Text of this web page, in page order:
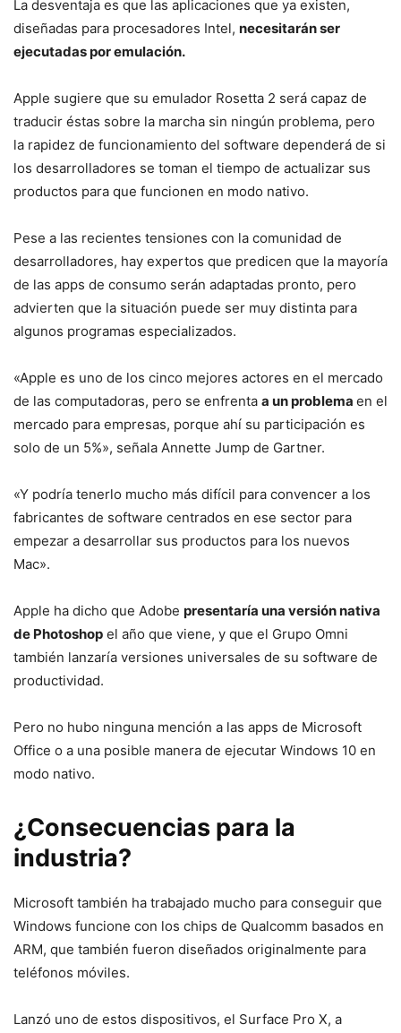
La desventaja es que las aplicaciones que ya existen,
diseñadas para procesadores Intel, necesitarán ser
ejecutadas por emulación.
Apple sugiere que su emulador Rosetta 2 será capaz de
traducir éstas sobre la marcha sin ningún problema, pero
la rapidez de funcionamiento del software dependerá de si
los desarrolladores se toman el tiempo de actualizar sus
productos para que funcionen en modo nativo.
Pese a las recientes tensiones con la comunidad de
desarrolladores, hay expertos que predicen que la mayoría
de las apps de consumo serán adaptadas pronto, pero
advierten que la situación puede ser muy distinta para
algunos programas especializados.
«Apple es uno de los cinco mejores actores en el mercado
de las computadoras, pero se enfrenta a un problema en el
mercado para empresas, porque ahí su participación es
solo de un 5%», señala Annette Jump de Gartner.
«Y podría tenerlo mucho más difícil para convencer a los
fabricantes de software centrados en ese sector para
empezar a desarrollar sus productos para los nuevos
Mac».
Apple ha dicho que Adobe presentaría una versión nativa
de Photoshop el año que viene, y que el Grupo Omni
también lanzaría versiones universales de su software de
productividad.
Pero no hubo ninguna mención a las apps de Microsoft
Office o a una posible manera de ejecutar Windows 10 en
modo nativo.
¿Consecuencias para la
industria?
Microsoft también ha trabajado mucho para conseguir que
Windows funcione con los chips de Qualcomm basados en
ARM, que también fueron diseñados originalmente para
teléfonos móviles.
Lanzó uno de estos dispositivos, el Surface Pro X, a